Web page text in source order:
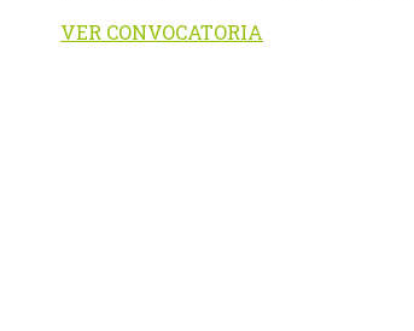
VER CONVOCATORIA